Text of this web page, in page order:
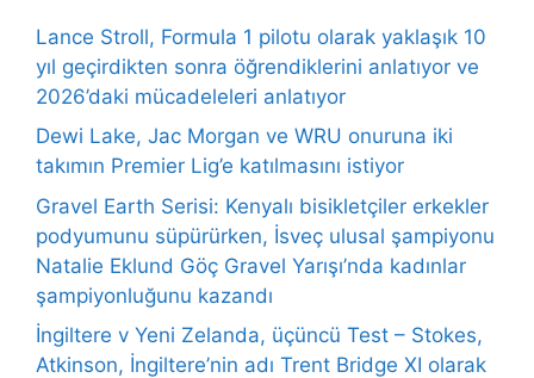
Lance Stroll, Formula 1 pilotu olarak yaklaşık 10
yıl geçirdikten sonra öğrendiklerini anlatıyor ve
2026’daki mücadeleleri anlatıyor
Dewi Lake, Jac Morgan ve WRU onuruna iki
takımın Premier Lig’e katılmasını istiyor
Gravel Earth Serisi: Kenyalı bisikletçiler erkekler
podyumunu süpürürken, İsveç ulusal şampiyonu
Natalie Eklund Göç Gravel Yarışı’nda kadınlar
şampiyonluğunu kazandı
İngiltere v Yeni Zelanda, üçüncü Test – Stokes,
Atkinson, İngiltere’nin adı Trent Bridge XI olarak